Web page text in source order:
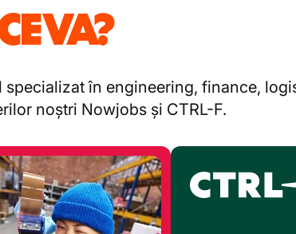
în engineering, finance,
noștri Nowjobs și CTRL-F.